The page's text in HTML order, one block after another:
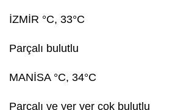
İZMİR °C, 33°C
Parçalı bulutlu
MANİSA °C, 34°C
Parçalı ve yer yer çok bulutlu